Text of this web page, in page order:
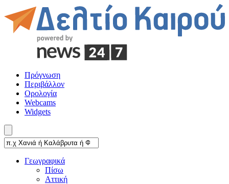
Πρόγνωση
Περιβάλλον
Ορολογία
Webcams
Widgets
Γεωγραφικά
Πίσω
Αττική